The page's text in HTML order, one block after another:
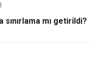
sınırlama mı getirildi?